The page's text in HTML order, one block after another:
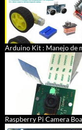
Arduino Kit : Manejo de
Raspberry Pi Camera